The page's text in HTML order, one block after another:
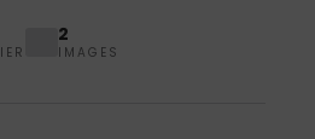
2
IMAGES